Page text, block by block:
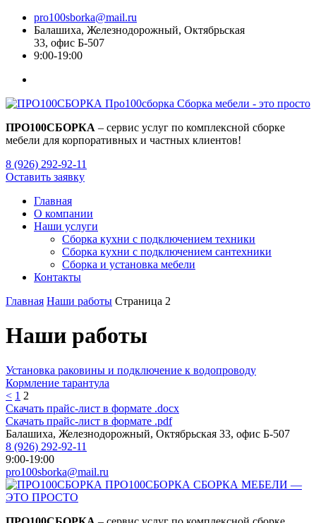
pro100sborka@mail.ru
Балашиха, Железнодорожный, Октябрьская
33, офис Б-507
9:00-19:00
Про100сборка Сборка мебели - это просто
ПРО100СБОРКА – сервис услуг по комплексной сборке
мебели для корпоративных и частных клиентов!
8 (926) 292-92-11
Оставить заявку
Главная
О компании
Наши услуги
Сборка кухни с подключением техники
Сборка кухни с подключением сантехники
Сборка и установка мебели
Контакты
Главная Наши работы Страница 2
Наши работы
Установка раковины и подключение к водопроводу
Кормление тарантула
< 1 2
Скачать прайс-лист в формате .docx
Скачать прайс-лист в формате .pdf
Балашиха, Железнодорожный, Октябрьская 33, офис Б-507
8 (926) 292-92-11
9:00-19:00
pro100sborka@mail.ru
ПРО100СБОРКА СБОРКА МЕБЕЛИ —
ЭТО ПРОСТО